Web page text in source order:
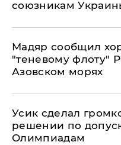
союзникам
Мадяр сообщил
"теневому флоту"
Азовском морях
Усик сделал
решении по
Олимпиадам